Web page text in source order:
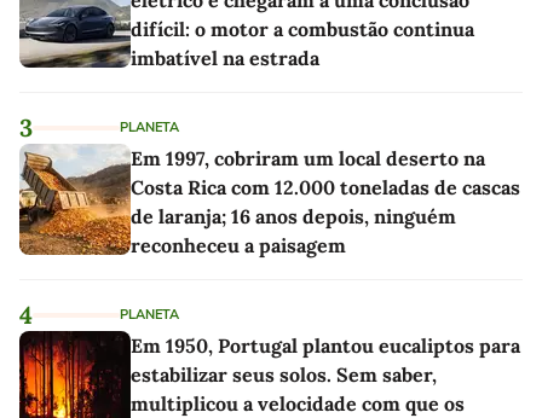
difícil: o motor a combustão continua
imbatível na estrada
3 PLANETA
Em 1997, cobriram um local deserto na
Costa Rica com 12.000 toneladas de cascas
de laranja; 16 anos depois, ninguém
reconheceu a paisagem
4 PLANETA
Em 1950, Portugal plantou eucaliptos para
estabilizar seus solos. Sem saber,
multiplicou a velocidade com que os